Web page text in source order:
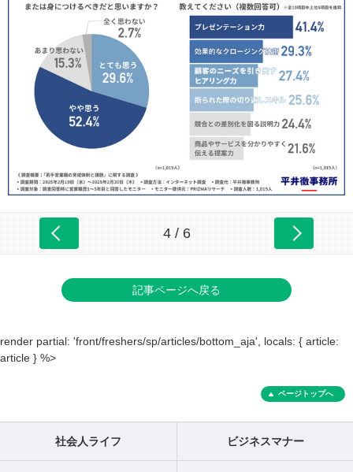
4 / 6
記事ページへ戻る
render partial: 'front/freshers/sp/articles/bottom_aja', locals: { article:
article } %>
ページトップへ
社会人ライフ ビジネスマナー